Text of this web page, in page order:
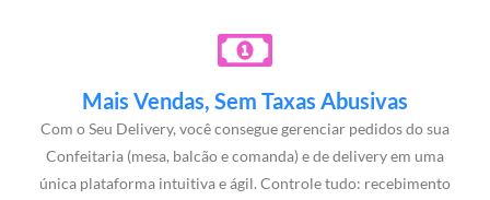
Mais Vendas, Sem Taxas Abusivas
Com o Seu Delivery, você consegue gerenciar pedidos do sua
Confeitaria (mesa, balcão e comanda) e de delivery em uma
única plataforma intuitiva e ágil. Controle tudo: recebimento